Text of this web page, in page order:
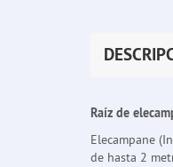
Raíz de
Elecampane
de hasta 2